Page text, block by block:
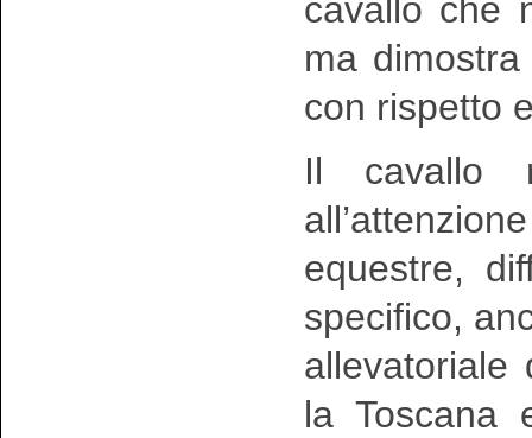
cavallo che
ma
con rispetto
Il cavallo
equestre,
specifico,
allevatoriale
la Toscana